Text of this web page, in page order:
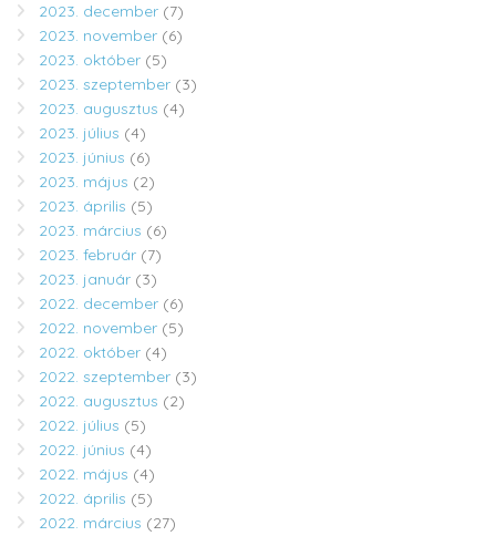
2023. december (7)
2023. november (6)
2023. október (5)
2023. szeptember (3)
2023. augusztus (4)
2023. július (4)
2023. június (6)
2023. május (2)
2023. április (5)
2023. március (6)
2023. február (7)
2023. január (3)
2022. december (6)
2022. november (5)
2022. október (4)
2022. szeptember (3)
2022. augusztus (2)
2022. július (5)
2022. június (4)
2022. május (4)
2022. április (5)
2022. március (27)